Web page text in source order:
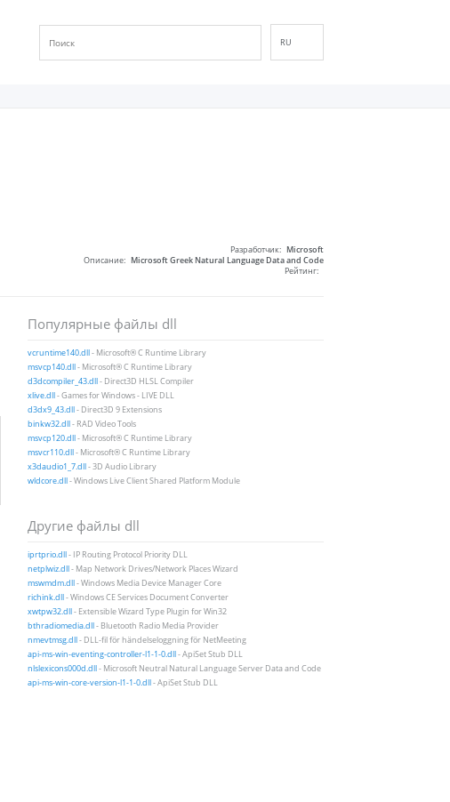
RU
NN
Разработчик: Microsoft
Описание: Microsoft Greek Natural Language Data and Code
Рейтинг:
Популярные файлы dll
vcruntime140.dll- Microsoft® C Runtime Library
msvcp140.dll- Microsoft® C Runtime Library
d3dcompiler_43.dll- Direct3D HLSL Compiler
xlive.dll- Games for Windows - LIVE DLL
d3dx9_43.dll- Direct3D 9 Extensions
binkw32.dll- RAD Video Tools
msvcp120.dll- Microsoft® C Runtime Library
msvcr110.dll- Microsoft® C Runtime Library
x3daudio1_7.dll- 3D Audio Library
wldcore.dll- Windows Live Client Shared Platform Module
Другие файлы dll
iprtprio.dll- IP Routing Protocol Priority DLL
netplwiz.dll- Map Network Drives/Network Places Wizard
mswmdm.dll- Windows Media Device Manager Core
richink.dll- Windows CE Services Document Converter
xwtpw32.dll- Extensible Wizard Type Plugin for Win32
bthradiomedia.dll- Bluetooth Radio Media Provider
nmevtmsg.dll- DLL-fil för händelseloggning för NetMeeting
api-ms-win-eventing-controller-l1-1-0.dll- ApiSet Stub DLL
nlslexicons000d.dll- Microsoft Neutral Natural Language Server Data and Code
api-ms-win-core-version-l1-1-0.dll- ApiSet Stub DLL